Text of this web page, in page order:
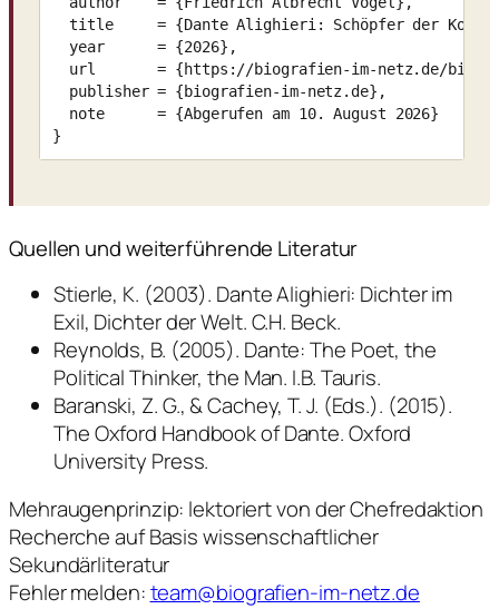
title     = {Dante Alighieri: Schöpfer der
  year      = {2026},
url       = {https://biografien-im-netz.de/
  publisher = {biografien-im-netz.de},
  note      = {Abgerufen am 10. August 2026}
}
Quellen und weiterführende Literatur
Stierle, K. (2003). Dante Alighieri: Dichter im
Exil, Dichter der Welt. C.H. Beck.
Reynolds, B. (2005). Dante: The Poet, the
Political Thinker, the Man. I.B. Tauris.
Baranski, Z. G., & Cachey, T. J. (Eds.). (2015).
The Oxford Handbook of Dante. Oxford
University Press.
Mehraugenprinzip: lektoriert von der Chefredaktion
Recherche auf Basis wissenschaftlicher
Sekundärliteratur
Fehler melden:team@biografien-im-netz.de